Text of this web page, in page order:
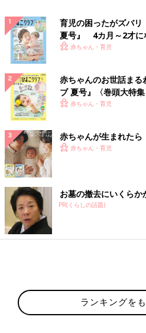
Tシャツ
育児の困ったがズバ
夏号』 4カ月～2才に
いっぱい！
赤ちゃん・育児
赤ちゃんのお世話まる
ブ 夏号』〈巻頭大特
く！ おっぱい・ミル
赤ちゃん・育児
赤ちゃんが生まれたら
赤ちゃん・育児
お墓の撤去にいくらか
PR(くらしの話題)
ランキングを